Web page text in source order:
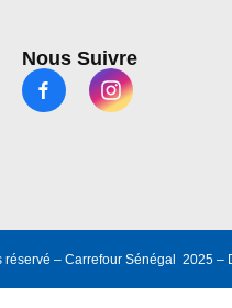
Nous Suivre
réservé – Carrefour Sénégal 2025 –